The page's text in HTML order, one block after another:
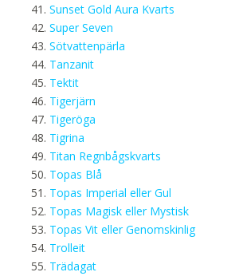
Sunset Gold Aura Kvarts
Super Seven
Sötvattenpärla
Tanzanit
Tektit
Tigerjärn
Tigeröga
Tigrina
Titan Regnbågskvarts
Topas Blå
Topas Imperial eller Gul
Topas Magisk eller Mystisk
Topas Vit eller Genomskinlig
Trolleit
Trädagat